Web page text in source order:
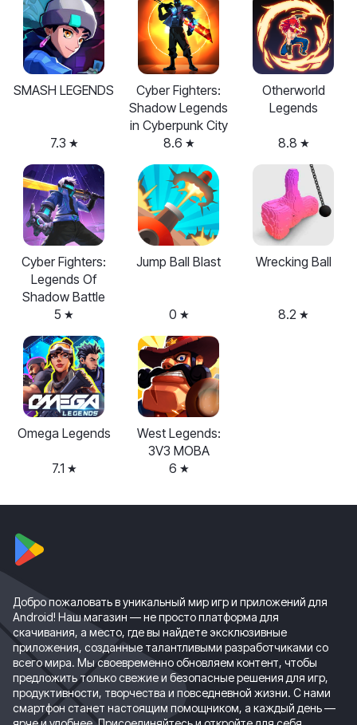
SMASH LEGENDS
7.3
Cyber Fighters:
Shadow Legends
in Cyberpunk City
8.6
Otherworld
Legends
8.8
Cyber Fighters:
Legends Of
Shadow Battle
5
Jump Ball Blast
0
Wrecking Ball
8.2
Omega Legends
7.1
West Legends:
3V3 MOBA
6
Добро пожаловать в уникальный мир игр и приложений для
Android! Наш магазин — не просто платформа для
скачивания, а место, где вы найдете эксклюзивные
приложения, созданные талантливыми разработчиками со
всего мира. Мы своевременно обновляем контент, чтобы
предложить только свежие и безопасные решения для игр,
продуктивности, творчества и повседневной жизни. С нами
смартфон станет настоящим помощником, а каждый день —